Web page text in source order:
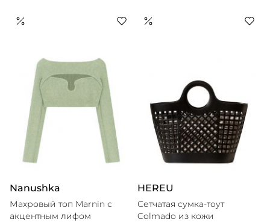
Nanushka
Махровый топ Marnin с
акцентным лифом
HEREU
Сетчатая сумка-тоут
Colmado из кожи